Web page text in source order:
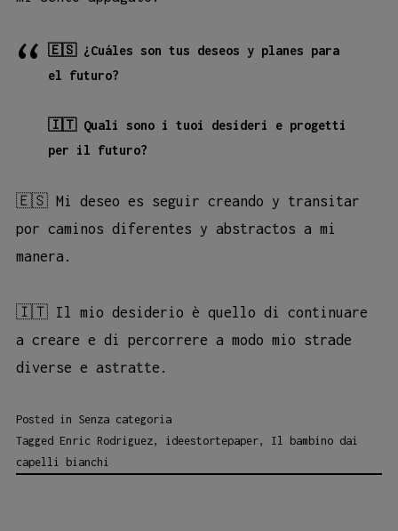
🇪🇸 ¿Cuáles son tus deseos y planes para
el futuro?
🇮🇹 Quali sono i tuoi desideri e progetti
per il futuro?
🇪🇸 Mi deseo es seguir creando y transitar
por caminos diferentes y abstractos a mi
manera.
🇮🇹 Il mio desiderio è quello di continuare
a creare e di percorrere a modo mio strade
diverse e astratte.
Posted in Senza categoria
Tagged Enric Rodriguez, ideestortepaper, Il bambino dai
capelli bianchi